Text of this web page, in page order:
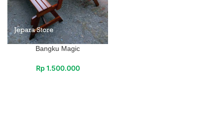
Bangku Magic
Rp 1.500.000